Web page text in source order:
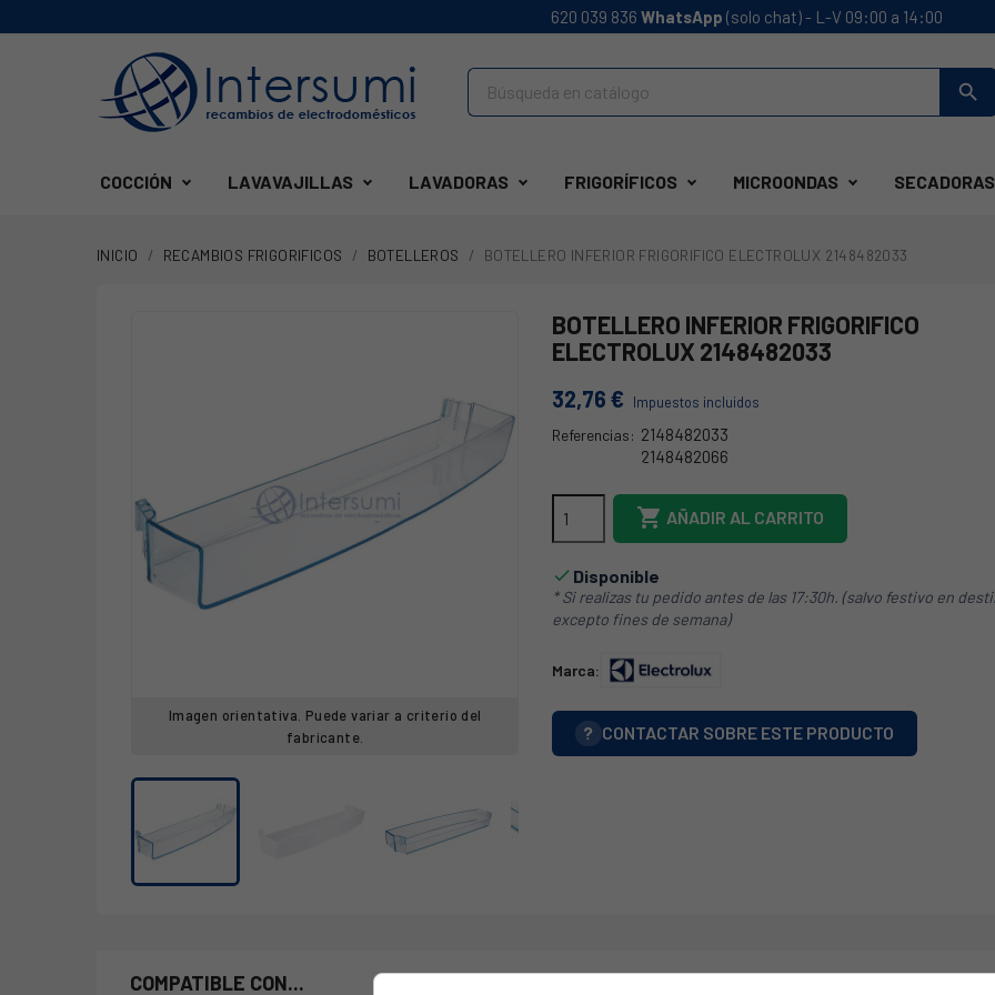
620 039 836 WhatsApp (solo chat) - L-V 09:00 a 14:00
search
COCCIÓN LAVAVAJILLAS LAVADORAS FRIGORÍFICOS MICROONDAS SECADORAS
INICIO RECAMBIOS FRIGORIFICOS BOTELLEROS BOTELLERO INFERIOR FRIGORIFICO ELECTROLUX 2148482033
Imagen orientativa. Puede variar a criterio del
fabricante.
BOTELLERO INFERIOR FRIGORIFICO
ELECTROLUX 2148482033
32,76 € Impuestos incluidos
Referencias: 2148482033
2148482066
EX-2149614295
 AÑADIR AL CARRITO
 Disponible
* Si realizas tu pedido antes de las 17:30h. (salvo festivo en
excepto fines de semana)
Marca:
? CONTACTAR SOBRE ESTE PRODUCTO
COMPATIBLE CON...